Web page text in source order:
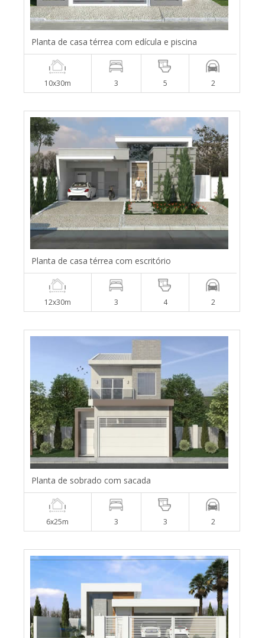
Planta de casa térrea com edícula e piscina
10x30m 3 5 2
Planta de casa térrea com escritório
12x30m 3 4 2
Planta de sobrado com sacada
6x25m 3 3 2